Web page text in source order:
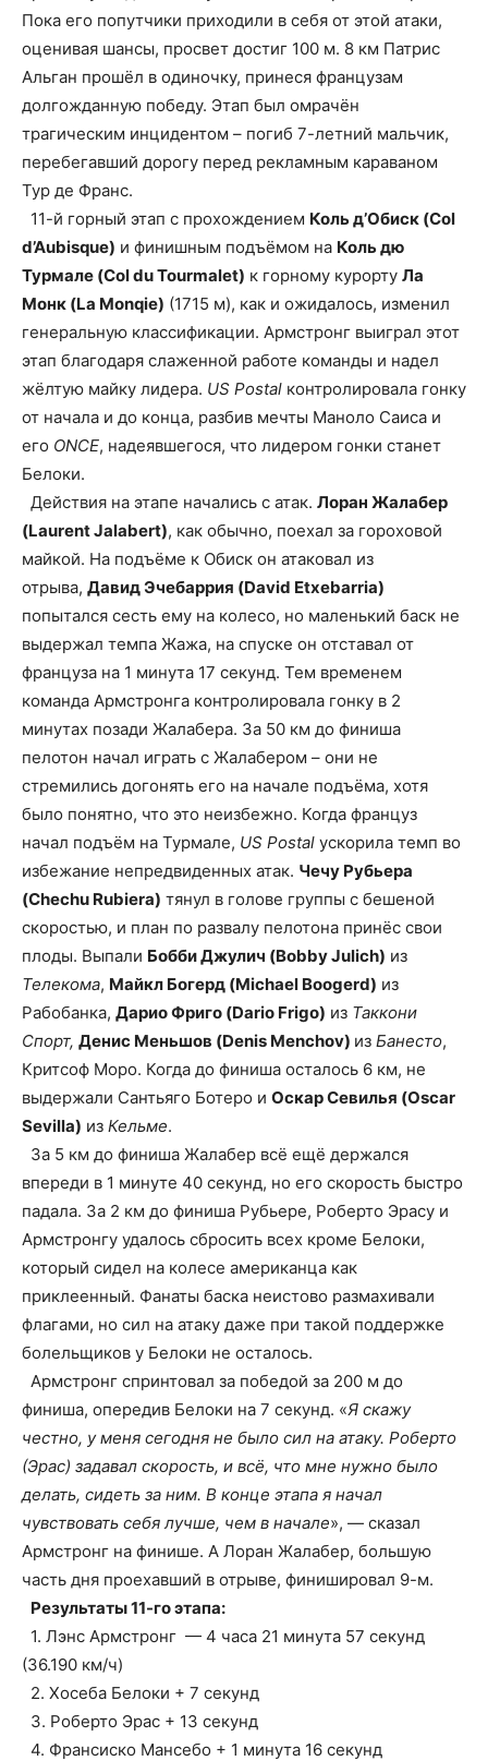
Пока его попутчики приходили в себя от этой атаки,
оценивая шансы, просвет достиг 100 м. 8 км Патрис
Альган прошёл в одиночку, принеся французам
долгожданную победу. Этап был омрачён
трагическим инцидентом – погиб 7-летний мальчик,
перебегавший дорогу перед рекламным караваном
Тур де Франс.
11-й горный этап с прохождением Коль д’Обиск (Col
d’Aubisque) и финишным подъёмом на Коль дю
Турмале (Col du Tourmalet) к горному курорту Ла
Монк (La Monqie) (1715 м), как и ожидалось, изменил
генеральную классификации. Армстронг выиграл этот
этап благодаря слаженной работе команды и надел
жёлтую майку лидера. US Postal контролировала гонку
от начала и до конца, разбив мечты Маноло Саиса и
его ONCE, надеявшегося, что лидером гонки станет
Белоки.
Действия на этапе начались с атак. Лоран Жалабер
(Laurent Jalabert), как обычно, поехал за гороховой
майкой. На подъёме к Обиск он атаковал из
отрыва, Давид Эчебаррия (David Etxebarria)
попытался сесть ему на колесо, но маленький баск не
выдержал темпа Жажа, на спуске он отставал от
француза на 1 минута 17 секунд. Тем временем
команда Армстронга контролировала гонку в 2
минутах позади Жалабера. За 50 км до финиша
пелотон начал играть с Жалабером – они не
стремились догонять его на начале подъёма, хотя
было понятно, что это неизбежно. Когда француз
начал подъём на Турмале, US Postal ускорила темп во
избежание непредвиденных атак. Чечу Рубьера
(Chechu Rubiera) тянул в голове группы с бешеной
скоростью, и план по развалу пелотона принёс свои
плоды. Выпали Бобби Джулич (Bobby Julich) из
Телекома, Майкл Богерд (Michael Boogerd) из
Рабобанка, Дарио Фриго (Dario Frigo) из Таккони
Спорт, Денис Меньшов (Denis Menchov) из Банесто,
Критсоф Моро. Когда до финиша осталось 6 км, не
выдержали Сантьяго Ботеро и Оскар Севилья (Oscar
Sevilla) из Кельме.
За 5 км до финиша Жалабер всё ещё держался
впереди в 1 минуте 40 секунд, но его скорость быстро
падала. За 2 км до финиша Рубьере, Роберто Эрасу и
Армстронгу удалось сбросить всех кроме Белоки,
который сидел на колесе американца как
приклеенный. Фанаты баска неистово размахивали
флагами, но сил на атаку даже при такой поддержке
болельщиков у Белоки не осталось.
Армстронг спринтовал за победой за 200 м до
финиша, опередив Белоки на 7 секунд. «Я скажу
честно, у меня сегодня не было сил на атаку. Роберто
(Эрас) задавал скорость, и всё, что мне нужно было
делать, сидеть за ним. В конце этапа я начал
чувствовать себя лучше, чем в начале», — сказал
Армстронг на финише. А Лоран Жалабер, большую
часть дня проехавший в отрыве, финишировал 9-м.
Результаты 11-го этапа:
1. Лэнс Армстронг — 4 часа 21 минута 57 секунд
(36.190 км/ч)
2. Хосеба Белоки + 7 секунд
3. Роберто Эрас + 13 секунд
4. Франсиско Мансебо + 1 минута 16 секунд